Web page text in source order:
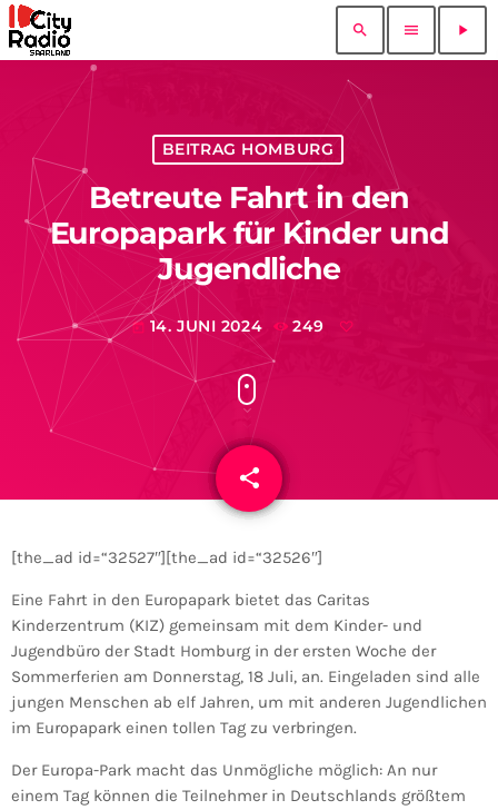
search menu play_arrow
BEITRAG HOMBURG
Betreute Fahrt in den
Europapark für Kinder und
Jugendliche
today 14. JUNI 2024 249
share
email
[the_ad id=“32527″][the_ad id=“32526″]
Eine Fahrt in den Europapark bietet das Caritas
Kinderzentrum (KIZ) gemeinsam mit dem Kinder- und
Jugendbüro der Stadt Homburg in der ersten Woche der
Sommerferien am Donnerstag, 18 Juli, an. Eingeladen sind alle
jungen Menschen ab elf Jahren, um mit anderen Jugendlichen
im Europapark einen tollen Tag zu verbringen.
Der Europa-Park macht das Unmögliche möglich: An nur
einem Tag können die Teilnehmer in Deutschlands größtem